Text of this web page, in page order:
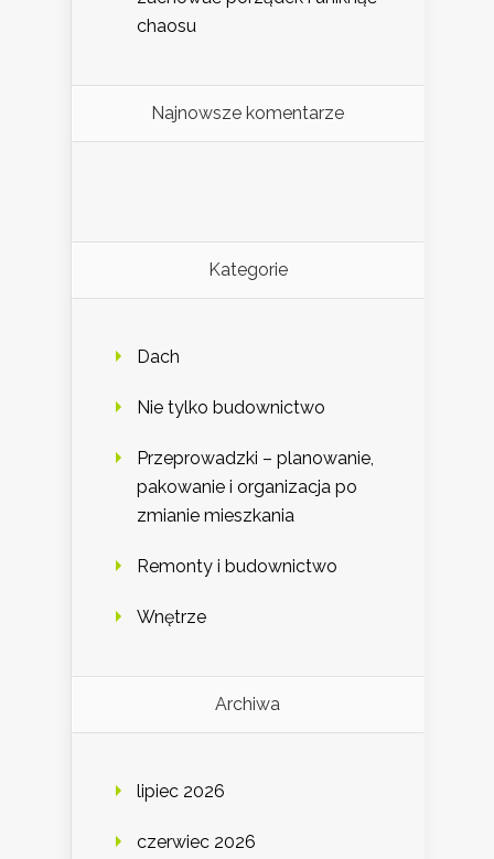
chaosu
Najnowsze komentarze
Kategorie
Dach
Nie tylko budownictwo
Przeprowadzki – planowanie,
pakowanie i organizacja po
zmianie mieszkania
Remonty i budownictwo
Wnętrze
Archiwa
lipiec 2026
czerwiec 2026